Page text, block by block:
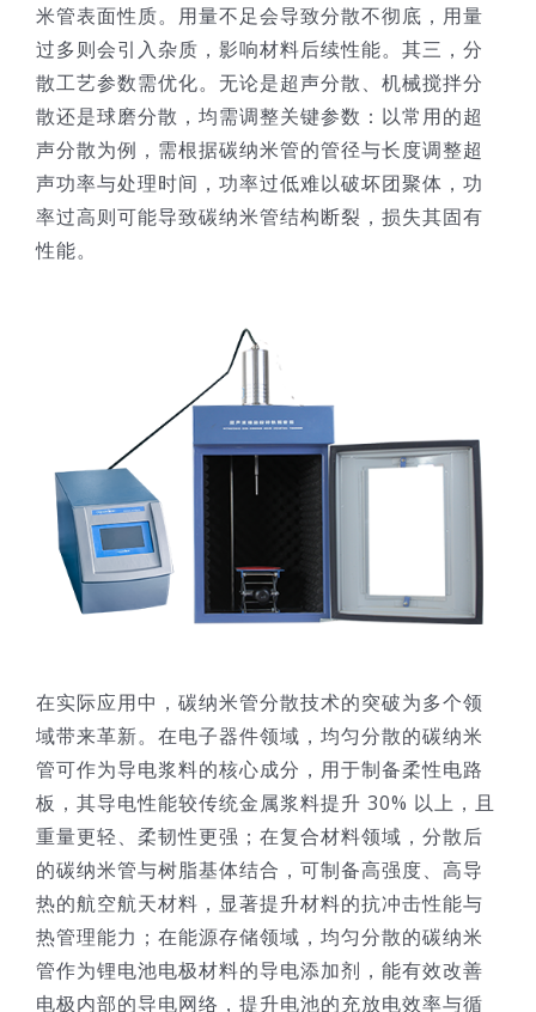
米管表面性质。用量不足会导致分散不彻底，用量
过多则会引入杂质，影响材料后续性能。其三，分
散工艺参数需优化。无论是超声分散、机械搅拌分
散还是球磨分散，均需调整关键参数：以常用的超
声分散为例，需根据碳纳米管的管径与长度调整超
声功率与处理时间，功率过低难以破坏团聚体，功
率过高则可能导致碳纳米管结构断裂，损失其固有
性能。​
在实际应用中，碳纳米管分散技术的突破为多个领
域带来革新。在电子器件领域，均匀分散的碳纳米
管可作为导电浆料的核心成分，用于制备柔性电路
板，其导电性能较传统金属浆料提升 30% 以上，且
重量更轻、柔韧性更强；在复合材料领域，分散后
的碳纳米管与树脂基体结合，可制备高强度、高导
热的航空航天材料，显著提升材料的抗冲击性能与
热管理能力；在能源存储领域，均匀分散的碳纳米
管作为锂电池电极材料的导电添加剂，能有效改善
电极内部的导电网络，提升电池的充放电效率与循